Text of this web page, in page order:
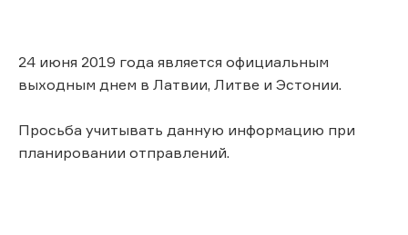
24 июня 2019 года является официальным
выходным днем в Латвии, Литве и Эстонии.
Просьба учитывать данную информацию при
планировании отправлений.